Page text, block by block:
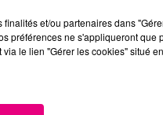
et/ou partenaires dans
préférences ne s'appliqueront que
le lien "Gérer les cookies" situé en